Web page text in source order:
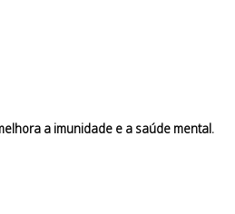
a imunidade e a saúde mental.